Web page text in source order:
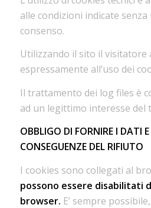
alle condizioni indicate senza
consenso.
Utilizzando il sito il visitatore
espressamente all’uso dei
Il trattamento dei log files è
ad un legittimo interesse del
OBBLIGO DI FORNIRE I DATI
CONSEGUENZE DEL RIFIUTO
I cookies sono collegati al
possono essere disabilitati
browser. E’ sempre